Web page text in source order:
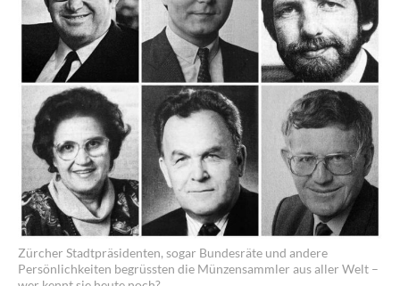
Zürcher Stadtpräsidenten, sogar Bundesräte und andere
Persönlichkeiten begrüssten die Münzensammler aus aller Welt –